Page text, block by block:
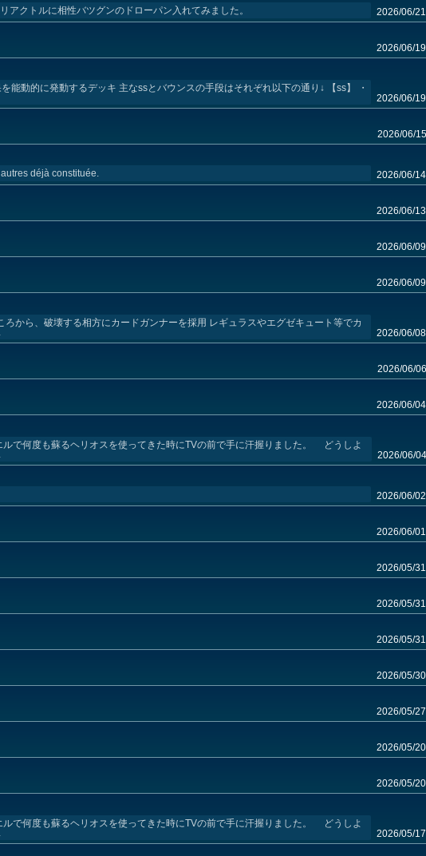
クトルに相性バツグンのドローパン入れてみました。 2026/06/
2026/06/
動的に発動するデッキ 主なssとバウンスの手段はそれぞれ以下の通り↓ 【ss】 ・
2026/06/
2026/06/
déjà constituée. 2026/06/
2026/06/
2026/06/
2026/06/
から、破壊する相方にカードガンナーを採用 レギュラスやエグゼキュート等でカ
2026/06/
2026/06/
2026/06/
で何度も蘇るヘリオスを使ってきた時にTVの前で手に汗握りました。 どうしよ
2026/06/
2026/06/
2026/06/
2026/05/
2026/05/
2026/05/
2026/05/
2026/05/
2026/05/
2026/05/
で何度も蘇るヘリオスを使ってきた時にTVの前で手に汗握りました。 どうしよ
2026/05/